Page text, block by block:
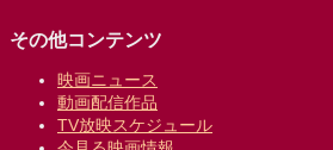
その他コンテンツ
映画ニュース
動画配信作品
TV放映スケジュール